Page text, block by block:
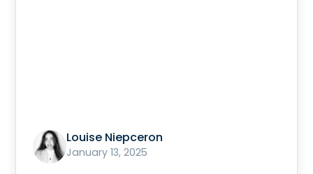
Louise Niepceron
January 13, 2025